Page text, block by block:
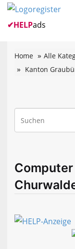
✔HELPads
Home Alle
Kanton